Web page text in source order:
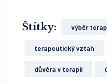
Štítky: výběr
terapeutický vztah
důvěra v terapii